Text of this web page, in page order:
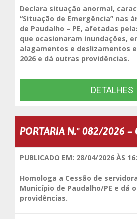
Declara situação anormal,
“Situação de Emergência” nas
de Paudalho – PE, afetadas
que ocasionaram inundações,
alagamentos e deslizamentos
2026 e dá outras providências.
DETALHES
PORTARIA N.º 082/2026 –
PUBLICADO EM: 28/04/2026 ÀS
Homologa a Cessão de
Município de Paudalho/PE e dá
providências.